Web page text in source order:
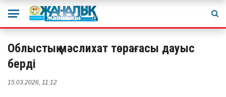
Облыстық мәслихат төрағасы дауыс
берді
15.03.2026, 11:12